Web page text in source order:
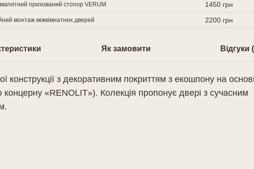
прихований стопор VERUM 1450 грн
монтаж міжкімнатних дверей 2200 грн
Як замовити Відгуки
конструкції з декоративним покриттям з екошпону на основі
концерну «RENOLIT»). Колекція пропонує двері з сучасним